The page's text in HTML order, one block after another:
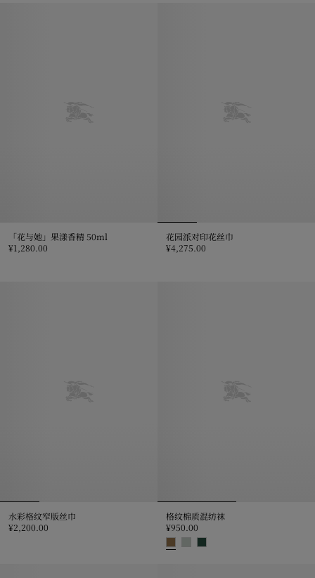
「花与她」果漾香精 50ml
¥1,280.00
花园派对印花丝巾
¥4,275.00
水彩格纹窄版丝巾
¥2,200.00
格纹棉质混纺袜
¥950.00